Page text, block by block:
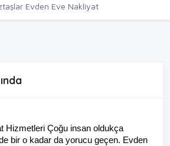
Evden Eve Nakliyat
Hizmetleri Çoğu insan oldukça
bir o kadar da yorucu geçen. Evden